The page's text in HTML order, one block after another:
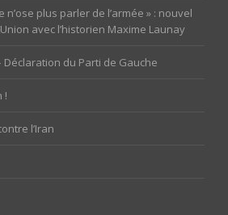
n’ose plus parler de l’armée » : nouvel
avec l’historien Maxime Launay
Déclaration du Parti de Gauche
!
l’Iran